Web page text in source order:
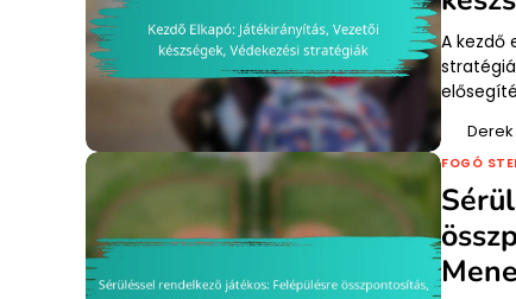
A kezdő
FOGÓ